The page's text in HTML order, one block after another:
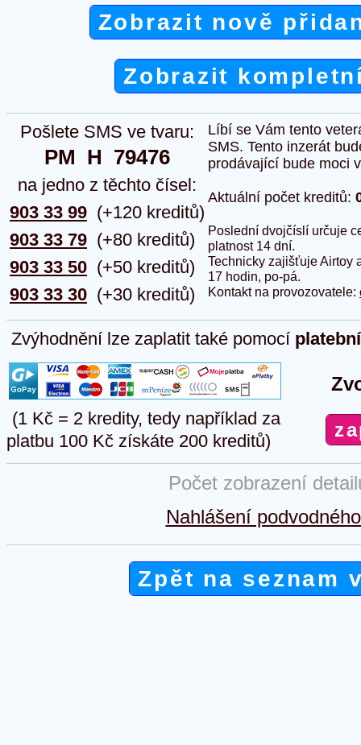
Zobrazit nově
Zobrazit
Pošlete SMS ve tvaru:
PM  H  79476
na jedno z těchto čísel:
903 33 99
903 33 79
903 33 50
903 33 30
(+120 kreditů)
(+80 kreditů)
(+50 kreditů)
(+30 kreditů)
Líbí se Vám tento
SMS. Tento inzerát
prodávající bude moci
Aktuální počet kreditů:
Poslední dvojčíslí určuje
platnost 14 dní.
Technicky zajišťuje Airtoy
17 hodin, po-pá.
Kontakt na provozovatele:
Zvýhodnění lze zaplatit také pomocí
(1 Kč = 2 kredity, tedy například za
platbu 100 Kč získáte 200 kreditů)
Počet zobrazení
Nahlášení
Zpět na seznam